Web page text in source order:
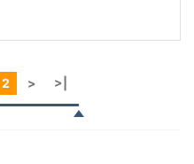
2 > >|